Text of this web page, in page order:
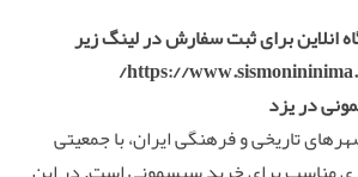
انلاین برای ثبت سفارش در لینگ زیر
https://
تاریخی و فرهنگی ایران، با جمعیتی